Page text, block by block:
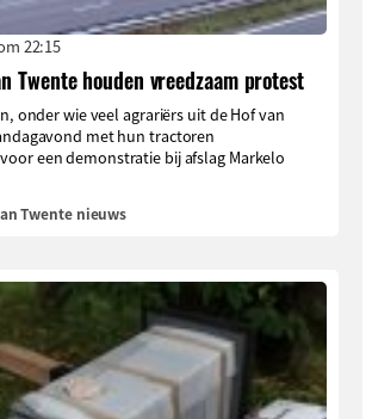
22:15
Twente houden vreedzaam protest
onder wie veel agrariërs uit de Hof van
met hun tractoren
een demonstratie bij afslag Markelo
Twente nieuws